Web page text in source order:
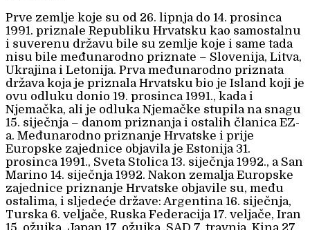
Prve zemlje koje su od 26. lipnja do 14. prosinca
1991. priznale Republiku Hrvatsku kao samostalnu
i suverenu državu bile su zemlje koje i same tada
nisu bile međunarodno priznate – Slovenija, Litva,
Ukrajina i Letonija. Prva međunarodno priznata
država koja je priznala Hrvatsku bio je Island koji je
ovu odluku donio 19. prosinca 1991., kada i
Njemačka, ali je odluka Njemačke stupila na snagu
15. siječnja – danom priznanja i ostalih članica EZ-
a. Međunarodno priznanje Hrvatske i prije
Europske zajednice objavila je Estonija 31.
prosinca 1991., Sveta Stolica 13. siječnja 1992., a San
Marino 14. siječnja 1992. Nakon zemalja Europske
zajednice priznanje Hrvatske objavile su, među
ostalima, i sljedeće države: Argentina 16. siječnja,
Turska 6. veljače, Ruska Federacija 17. veljače, Iran
15. ožujka, Japan 17. ožujka, SAD 7. travnja, Kina 27.